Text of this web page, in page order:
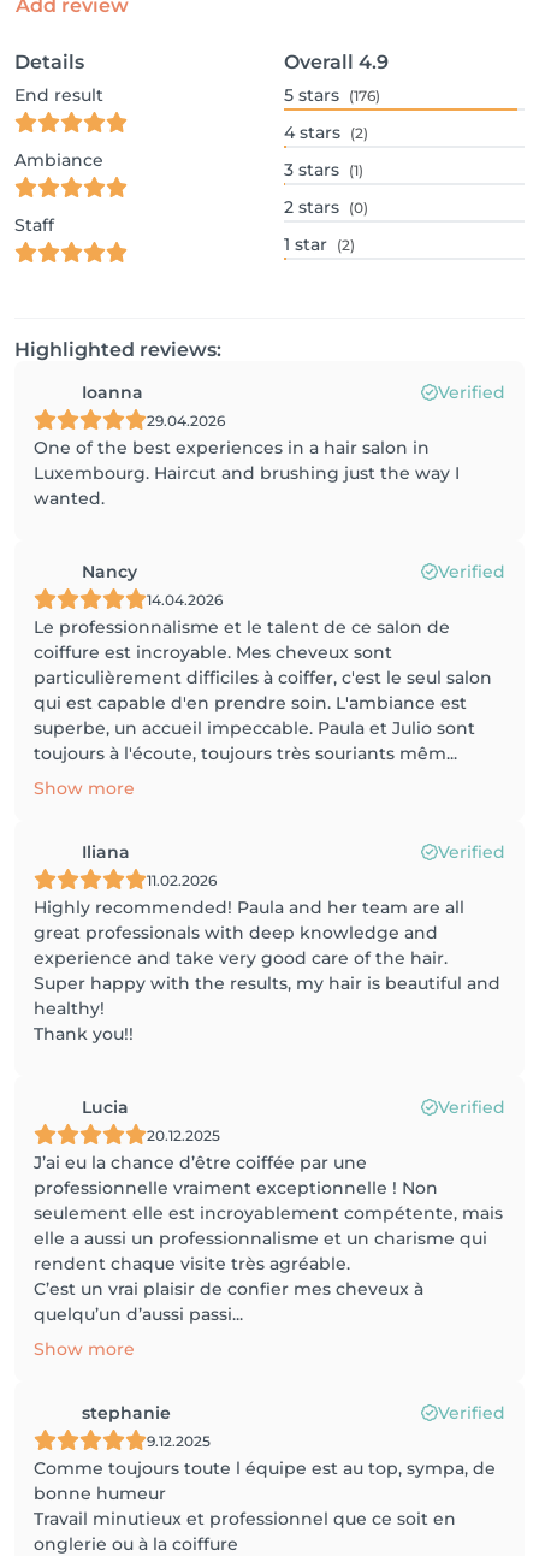
Add review
Details
End result
Ambiance
Staff
Overall 4.9
5 stars (176)
4 stars (2)
3 stars (1)
2 stars (0)
1 star (2)
Highlighted reviews:
Ioanna Verified
29.04.2026
One of the best experiences in a hair salon in
Luxembourg. Haircut and brushing just the way I
wanted.
Nancy Verified
14.04.2026
Le professionnalisme et le talent de ce salon de
coiffure est incroyable. Mes cheveux sont
particulièrement difficiles à coiffer, c'est le seul salon
qui est capable d'en prendre soin. L'ambiance est
superbe, un accueil impeccable. Paula et Julio sont
toujours à l'écoute, toujours très souriants mêm...
Show more
Iliana Verified
11.02.2026
Highly recommended! Paula and her team are all
great professionals with deep knowledge and
experience and take very good care of the hair.
Super happy with the results, my hair is beautiful and
healthy!
Thank you!!
Lucia Verified
20.12.2025
J’ai eu la chance d’être coiffée par une
professionnelle vraiment exceptionnelle ! Non
seulement elle est incroyablement compétente, mais
elle a aussi un professionnalisme et un charisme qui
rendent chaque visite très agréable.
C’est un vrai plaisir de confier mes cheveux à
quelqu’un d’aussi passi...
Show more
stephanie Verified
9.12.2025
Comme toujours toute l équipe est au top, sympa, de
bonne humeur
Travail minutieux et professionnel que ce soit en
onglerie ou à la coiffure